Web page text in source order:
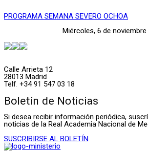
PROGRAMA SEMANA SEVERO OCHOA
Miércoles, 6 de
Calle Arrieta 12
28013 Madrid
Telf. +34 91 547 03 18
Boletín de Noticias
Si desea recibir información periódica,
noticias de la Real Academia Nacional de
SUSCRIBIRSE AL BOLETÍN